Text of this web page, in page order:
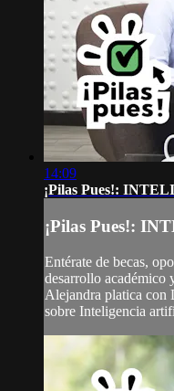
14:09
¡Pilas Pues!:
¡Pilas Pues!:
Entérate de becas,
desarrollo académico
Alejandra platica con
sobre Inteligencia